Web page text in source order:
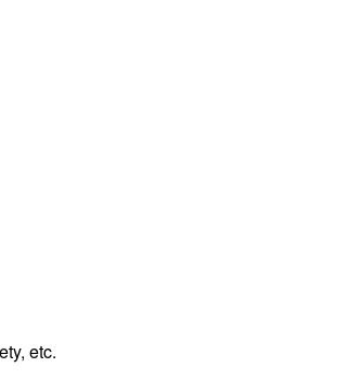
etc.